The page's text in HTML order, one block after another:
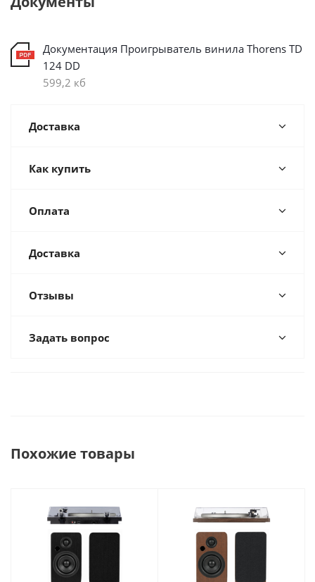
Документация Проигрыватель винила Thorens TD
124 DD
599,2 кб
Доставка
Как купить
Оплата
Доставка
Отзывы
Задать вопрос
Похожие товары